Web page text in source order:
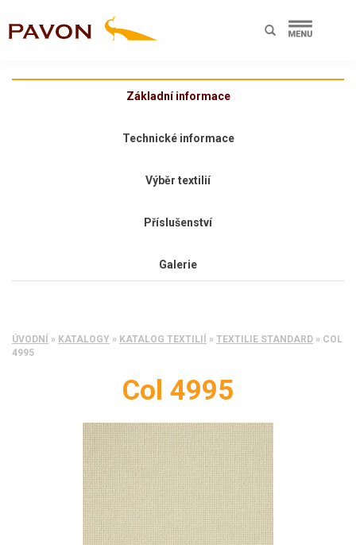
Základní informace
Technické informace
Výběr textilií
Příslušenství
Galerie
ÚVODNÍ » KATALOGY » KATALOG TEXTILIÍ » TEXTILIE STANDARD » COL
4995
Col 4995